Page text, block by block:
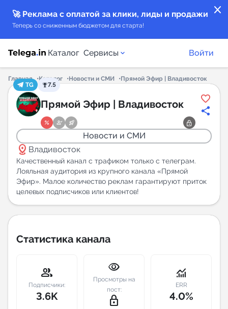
close
🚀 Реклама с оплатой за клики, лиды и продажи
Теперь со сниженным бюджетом для старта!
Каталог Сервисы
Каталог каналов
Каталог ботов
Горящие предложения
Индекс читаемости каналов в Telegram
Аналитика Telegram
Войти
Главная Каталог Новости и СМИ
Прямой Эфир | Владивосток
TG
7.5
Прямой Эфир | Владивосток
Новости и СМИ
distance Владивосток
Качественный канал с трафиком только с телеграм.
Лояльная аудитория из крупного канала «Прямой
Эфир». Малое количество реклам гарантируют приток
целевых подписчиков или клиентов!
Статистика канала
group
Подписчики:
3.6K
visibility
Просмотры на
пост:
lock_outline
monitoring
ERR
4.0%